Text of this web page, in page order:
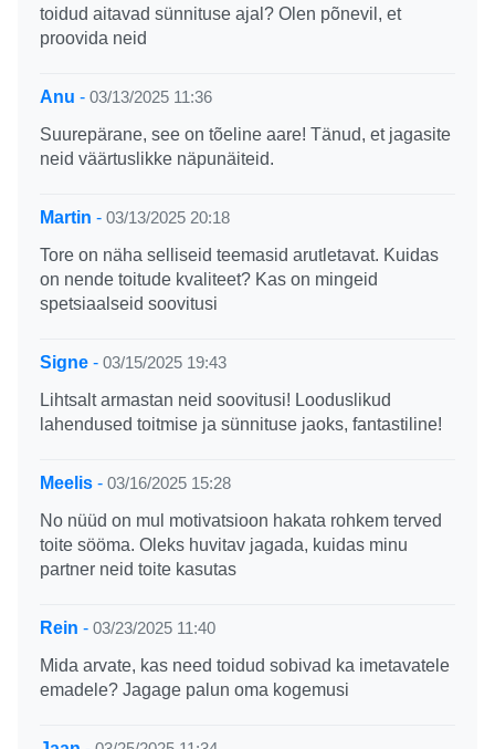
toidud aitavad sünnituse ajal? Olen põnevil, et
proovida neid
Anu - 03/13/2025 11:36
Suurepärane, see on tõeline aare! Tänud, et jagasite
neid väärtuslikke näpunäiteid.
Martin - 03/13/2025 20:18
Tore on näha selliseid teemasid arutletavat. Kuidas
on nende toitude kvaliteet? Kas on mingeid
spetsiaalseid soovitusi
Signe - 03/15/2025 19:43
Lihtsalt armastan neid soovitusi! Looduslikud
lahendused toitmise ja sünnituse jaoks, fantastiline!
Meelis - 03/16/2025 15:28
No nüüd on mul motivatsioon hakata rohkem terved
toite sööma. Oleks huvitav jagada, kuidas minu
partner neid toite kasutas
Rein - 03/23/2025 11:40
Mida arvate, kas need toidud sobivad ka imetavatele
emadele? Jagage palun oma kogemusi